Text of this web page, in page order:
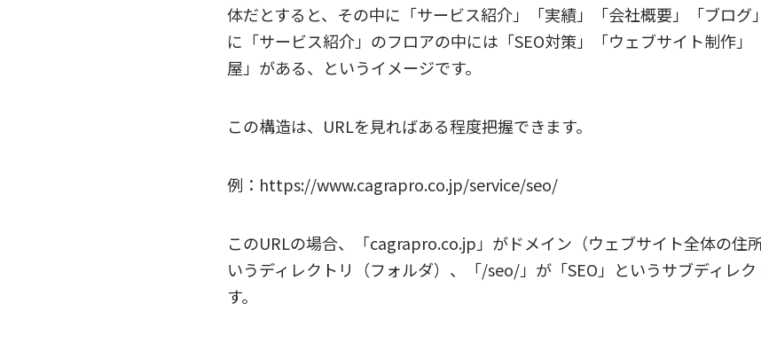
体だとすると、その中に「サービス紹介」「実績」「会社概要」「ブロ
に「サービス紹介」のフロアの中には「SEO対策」「ウェブサイト制作
屋」がある、というイメージです。
この構造は、URLを見ればある程度把握できます。
例： https://www.cagrapro.co.jp/service/seo/
このURLの場合、「cagrapro.co.jp 」がドメイン（ウェブサイト全体の住
いうディレクトリ（フォルダ）、「/seo/」が「SEO」というサブディレ
す。